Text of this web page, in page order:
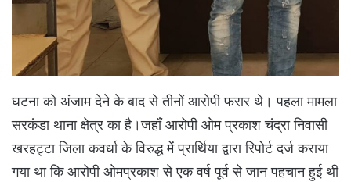
घटना को अंजाम देने के बाद से तीनों आरोपी फरार थे। पहला मामला
सरकंडा थाना क्षेत्र का है।जहाँ आरोपी ओम प्रकाश चंद्रा निवासी
खरहट्टा जिला कवर्धा के विरुद्ध में प्रार्थिया द्वारा रिपोर्ट दर्ज कराया
गया था कि आरोपी ओमप्रकाश से एक वर्ष पूर्व से जान पहचान हुई थी